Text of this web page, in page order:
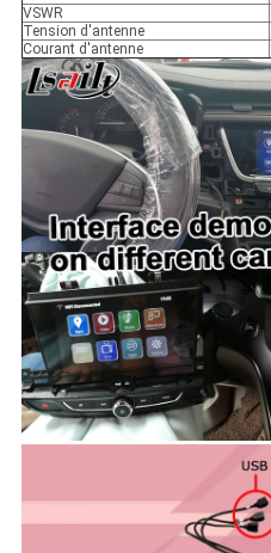
VSWR
Tension d'antenne
Courant d'antenne